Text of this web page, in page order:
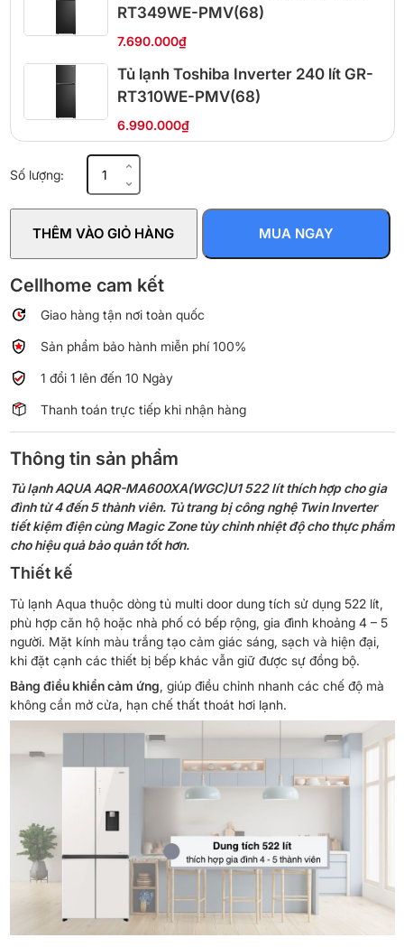
RT349WE-PMV(68)
7.690.000₫
Tủ lạnh Toshiba Inverter 240 lít GR-
RT310WE-PMV(68)
6.990.000₫
Số lượng:lạnh
522
lít
Door
AQR-
số
lượng
THÊM VÀO GIỎ HÀNG MUA NGAY
Cellhome cam kết
Giao hàng tận nơi toàn quốc
Sản phẩm bảo hành miễn phí 100%
1 đổi 1 lên đến 10 Ngày
Thanh toán trực tiếp khi nhận hàng
Thông tin sản phẩm
Tủ lạnh AQUA AQR-MA600XA(WGC)U1 522 lít thích hợp cho gia
đình từ 4 đến 5 thành viên. Tủ trang bị công nghệ Twin Inverter
tiết kiệm điện cùng Magic Zone tùy chỉnh nhiệt độ cho thực phẩm
cho hiệu quả bảo quản tốt hơn.
Thiết kế
Tủ lạnh Aqua thuộc dòng tủ multi door dung tích sử dụng 522 lít,
phù hợp căn hộ hoặc nhà phố có bếp rộng, gia đình khoảng 4 – 5
người. Mặt kính màu trắng tạo cảm giác sáng, sạch và hiện đại,
khi đặt cạnh các thiết bị bếp khác vẫn giữ được sự đồng bộ.
Bảng điều khiển cảm ứng, giúp điều chỉnh nhanh các chế độ mà
không cần mở cửa, hạn chế thất thoát hơi lạnh.